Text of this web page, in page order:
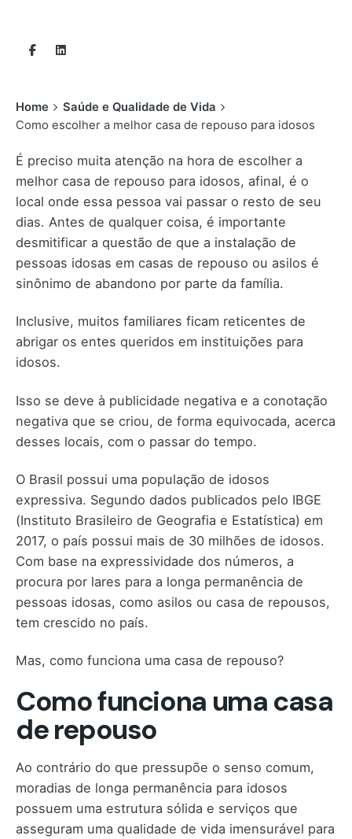
Home
Saúde e Qualidade de Vida
Como escolher a melhor casa de repouso para idosos
É preciso muita atenção na hora de escolher a
melhor casa de repouso para idosos, afinal, é o
local onde essa pessoa vai passar o resto de seu
dias. Antes de qualquer coisa, é importante
desmitificar a questão de que a instalação de
pessoas idosas em casas de repouso ou asilos é
sinônimo de abandono por parte da família.
Inclusive, muitos familiares ficam reticentes de
abrigar os entes queridos em instituições para
idosos.
Isso se deve à publicidade negativa e a conotação
negativa que se criou, de forma equivocada, acerca
desses locais, com o passar do tempo.
O Brasil possui uma população de idosos
expressiva. Segundo dados publicados pelo IBGE
(Instituto Brasileiro de Geografia e Estatística) em
2017, o país possui mais de 30 milhões de idosos.
Com base na expressividade dos números, a
procura por lares para a longa permanência de
pessoas idosas, como asilos ou casa de repousos,
tem crescido no país.
Mas, como funciona uma casa de repouso?
Como funciona uma casa
de repouso
Ao contrário do que pressupõe o senso comum,
moradias de longa permanência para idosos
possuem uma estrutura sólida e serviços que
asseguram uma qualidade de vida imensurável para